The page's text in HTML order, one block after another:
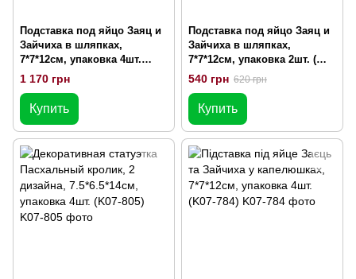
Подставка под яйцо Заяц и
Зайчиха в шляпках,
7*7*12см, упаковка 4шт.
(K07-785)
1 170 грн
Купить
Подставка под яйцо Заяц и
Зайчиха в шляпках,
7*7*12см, упаковка 2шт. (
K07-783)
540 грн 620 грн
Купить